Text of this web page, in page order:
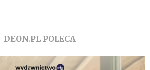
DEON.PL POLECA